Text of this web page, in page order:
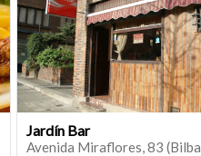
Jardín Bar
Avenida Miraflores, 83